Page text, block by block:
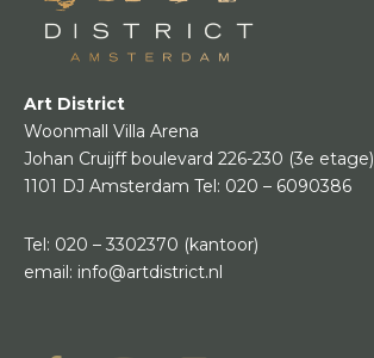
Art District
Woonmall Villa Arena
Johan Cruijff boulevard 226-230 (3e etage)
1101 DJ Amsterdam Tel: 020 – 6090386
Tel: 020 – 3302370 (kantoor)
email: info@artdistrict.nl